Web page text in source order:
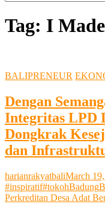
…
Tag: I
BALIPRENEUR
Dengan
Integritas LPD
Dongkrak
dan
harianrakyatbaliMarch
#inspiratif#tokohBadung
Perkreditan Desa Adat